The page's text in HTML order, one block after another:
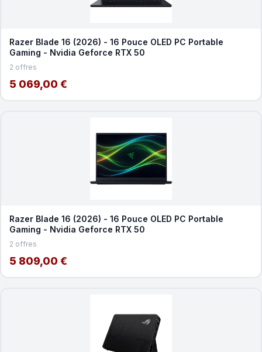
Razer Blade 16 (2026) - 16 Pouce OLED PC Portable
Gaming - Nvidia Geforce RTX 50
2 offres
5 069,00 €
Razer Blade 16 (2026) - 16 Pouce OLED PC Portable
Gaming - Nvidia Geforce RTX 50
2 offres
5 809,00 €